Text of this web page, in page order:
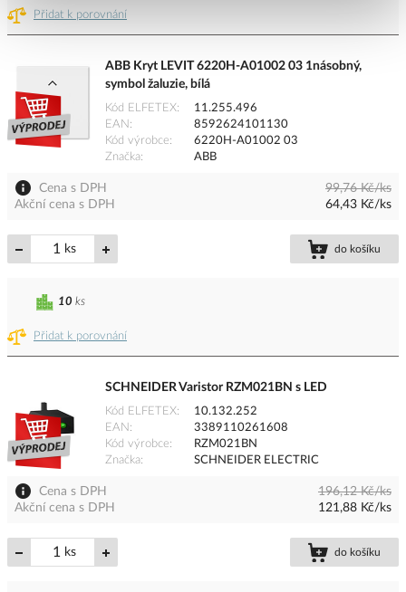
Přidat k porovnání
ABB Kryt LEVIT 6220H-A01002 03 1násobný,
symbol žaluzie, bílá
Kód ELFETEX
11.255.496
EAN
8592624101130
Kód výrobce
6220H-A01002 03
Značka
ABB
Cena s DPH
99,76 Kč/ks
Akční cena s DPH
64,43 Kč/ks
ks do košíku
Přidat k porovnání
10 ks
SCHNEIDER Varistor RZM021BN s LED
Kód ELFETEX
10.132.252
EAN
3389110261608
Kód výrobce
RZM021BN
Značka
SCHNEIDER ELECTRIC
Cena s DPH
196,12 Kč/ks
Akční cena s DPH
121,88 Kč/ks
ks do košíku